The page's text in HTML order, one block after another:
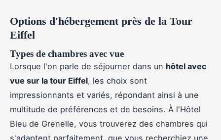
Options d'hébergement près de la Tour
Eiffel
Types de chambres avec vue
Lorsque l'on parle de séjourner dans un hôtel avec
vue sur la tour Eiffel, les choix sont
impressionnants et variés, répondant ainsi à une
multitude de préférences et de besoins. À l'Hôtel
Bleu de Grenelle, vous trouverez des chambres qui